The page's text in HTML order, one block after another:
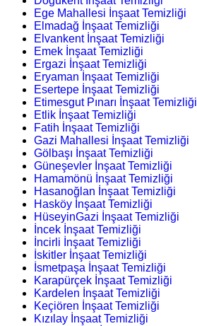
Ege Mahallesi İnşaat Temizliği
Elmadağ İnşaat Temizliği
Elvankent İnşaat Temizliği
Emek İnşaat Temizliği
Ergazi İnşaat Temizliği
Eryaman İnşaat Temizliği
Esertepe İnşaat Temizliği
Etimesgut Pınarı İnşaat Temizliği
Etlik İnşaat Temizliği
Fatih İnşaat Temizliği
Gazi Mahallesi İnşaat Temizliği
Gölbaşı İnşaat Temizliği
Güneşevler İnşaat Temizliği
Hamamönü İnşaat Temizliği
Hasanoğlan İnşaat Temizliği
Hasköy İnşaat Temizliği
HüseyinGazi İnşaat Temizliği
İncek İnşaat Temizliği
İncirli İnşaat Temizliği
İskitler İnşaat Temizliği
İsmetpaşa İnşaat Temizliği
Karapürçek İnşaat Temizliği
Kardelen İnşaat Temizliği
Keçiören İnşaat Temizliği
Kızılay İnşaat Temizliği